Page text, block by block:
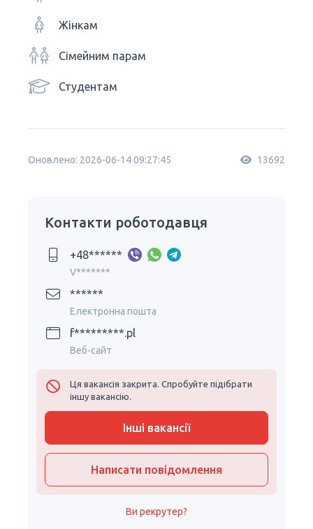
Жінкам
Сімейним парам
Студентам
Оновлено: 2026-06-14 09:27:45 13692
Контакти роботодавця
+48******
V*******
******
Електронна пошта
f*********.pl
Веб-сайт
Ця вакансія закрита. Спробуйте підібрати
іншу вакансію.
Інші вакансії
Написати повідомлення
Ви рекрутер?